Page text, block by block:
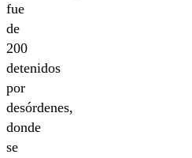
fue
de
200
detenidos
por
desórdenes,
donde
se